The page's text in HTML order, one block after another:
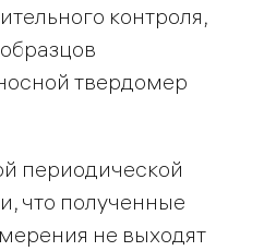
контроля,
твердомер
периодической
что полученные
не выходят